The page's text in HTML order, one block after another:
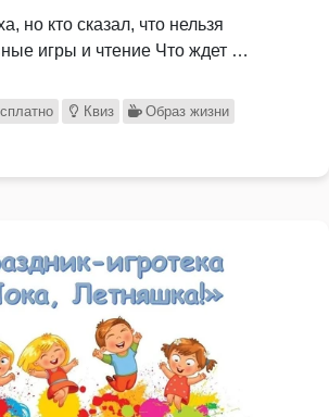
но кто сказал, что нельзя
игры и чтение Что ждет …
Квиз
Образ жизни